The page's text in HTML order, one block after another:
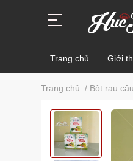
Trang chủ Giới
Trang chủ / Bột rau